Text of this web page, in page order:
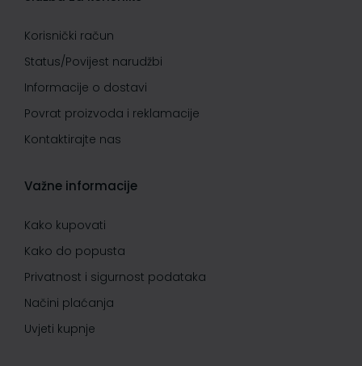
Korisnički račun
Status/Povijest narudžbi
Informacije o dostavi
Povrat proizvoda i reklamacije
Kontaktirajte nas
Važne informacije
Kako kupovati
Kako do popusta
Privatnost i sigurnost podataka
Načini plaćanja
Uvjeti kupnje